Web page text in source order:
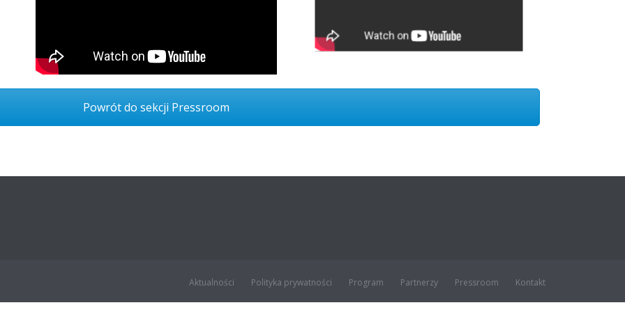
Powrót do sekcji Pressroom
Aktualności Polityka prywatności Program Partnerzy Pressroom Kontakt